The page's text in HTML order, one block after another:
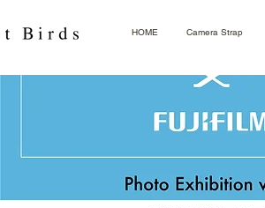
HOME Camera Strap